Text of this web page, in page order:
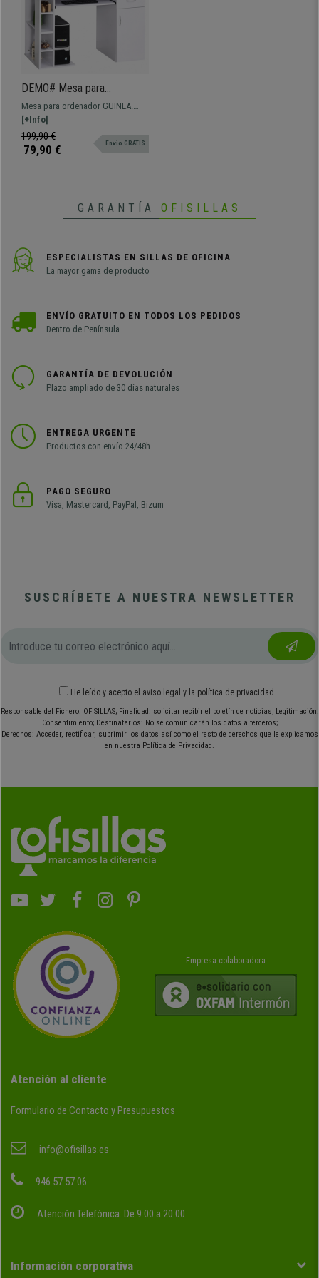
DEMO# Mesa para
ordenador GUINEA, con
Cajones y Bandeja para
Teclado, Dimensiones
120x60x74 cm, en Madera
color Blanco
Mesa para ordenador GUINEA.
Dimensiones 120x60 y 74 cm de
altura. Modelo de diseño sencillo
que combina perfectamente la
[+Info]
199,90 €
79,90 € Envio GRATIS
GARANTÍA OFISILLAS
ESPECIALISTAS EN SILLAS DE OFICINA
La mayor gama de producto
ENVÍO GRATUITO EN TODOS LOS PEDIDOS
Dentro de Península
GARANTÍA DE DEVOLUCIÓN
Plazo ampliado de 30 días naturales
ENTREGA URGENTE
Productos con envío 24/48h
PAGO SEGURO
Visa, Mastercard, PayPal, Bizum
SUSCRÍBETE A NUESTRA NEWSLETTER
He leído y acepto el aviso legal y la política de privacidad
Responsable del Fichero: OFISILLAS; Finalidad: solicitar recibir el boletín de noticias; Legitimación:
Consentimiento; Destinatarios: No se comunicarán los datos a terceros;
Derechos: Acceder, rectificar, suprimir los datos así como el resto de derechos que le explicamos
en nuestra Política de Privacidad.
Empresa colaboradora
Atención al cliente
Formulario de Contacto y Presupuestos
info@ofisillas.es
946 57 57 06
Atención Telefónica: De 9:00 a 20:00
Información corporativa